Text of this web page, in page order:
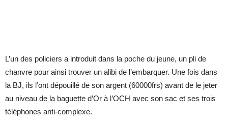
L’un des policiers a introduit dans la poche du jeune, un pli de
chanvre pour ainsi trouver un alibi de l’embarquer. Une fois dans
la BJ, ils l’ont dépouillé de son argent (60000frs) avant de le jeter
au niveau de la baguette d’Or à l’OCH avec son sac et ses trois
téléphones anti-complexe.